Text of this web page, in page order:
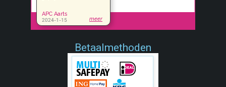
Betaalmethoden